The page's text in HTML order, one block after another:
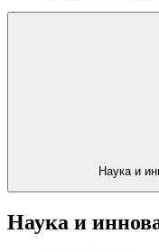
Наука и
Наука и